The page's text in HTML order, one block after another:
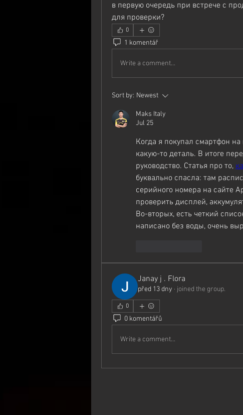
в первую очередь при встрече с
для проверки?
0
1 komentář
Write a comment...
Sort by: Newest
Maks Italy
Jul 25
Когда я покупал смартфон
какую-то деталь. В итоге
руководство. Статья про то,
буквально спасла: там
серийного номера на сайте
проверить дисплей,
Во-вторых, есть четкий
написано без воды, очень
Janay j . Flora
před 13 dny · joined the group.
0
0 komentářů
Write a comment...